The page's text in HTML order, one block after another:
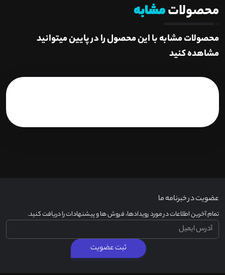
محصولاتمشابه
محصولات مشابه با این محصول را در پایین میتوانید
مشاهده کنید
عضویت در خبرنامه ما
تمام آخرین اطلاعات در مورد رویدادها، فروش ها و پیشنهادات را دریافت کنید.
ثبت عضویت